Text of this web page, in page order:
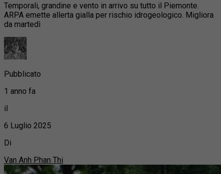
Temporali, grandine e vento in arrivo su tutto il Piemonte.
ARPA emette allerta gialla per rischio idrogeologico. Migliora
da martedì
Pubblicato
1 anno fa
il
6 Luglio 2025
Di
Van Anh Phan Thi